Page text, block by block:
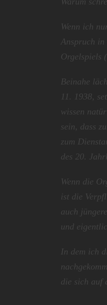
Wenn ich
Anspruch in
Orgelspiels
Beinahe
11. 1938,
wissen
sein, dass
zum
des 20.
Wenn die
ist die
auch
und
In dem ich
die sich auf